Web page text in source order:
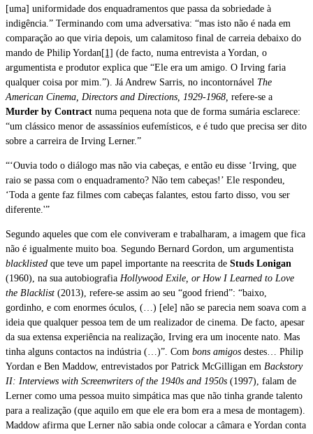
[uma] uniformidade dos enquadramentos que passa da sobriedade à
indigência.” Terminando com uma adversativa: “mas isto não é nada em
comparação ao que viria depois, um calamitoso final de carreia debaixo do
mando de Philip Yordan [1] (de facto, numa entrevista a Yordan, o
argumentista e produtor explica que “Ele era um amigo. O Irving faria
qualquer coisa por mim.”). Já Andrew Sarris, no incontornável The
American Cinema, Directors and Directions, 1929-1968, refere-se a
Murder by Contract numa pequena nota que de forma sumária esclarece:
“um clássico menor de assassínios eufemísticos, e é tudo que precisa ser dito
sobre a carreira de Irving Lerner.”
“‘Ouvia todo o diálogo mas não via cabeças, e então eu disse ‘Irving, que
raio se passa com o enquadramento? Não tem cabeças!’ Ele respondeu,
‘Toda a gente faz filmes com cabeças falantes, estou farto disso, vou ser
diferente.'”
Segundo aqueles que com ele conviveram e trabalharam, a imagem que fica
não é igualmente muito boa. Segundo Bernard Gordon, um argumentista
blacklisted que teve um papel importante na reescrita de Studs Lonigan
(1960), na sua autobiografia Hollywood Exile, or How I Learned to Love
the Blacklist (2013), refere-se assim ao seu “good friend”: “baixo,
gordinho, e com enormes óculos, (…) [ele] não se parecia nem soava com a
ideia que qualquer pessoa tem de um realizador de cinema. De facto, apesar
da sua extensa experiência na realização, Irving era um inocente nato. Mas
tinha alguns contactos na indústria (…)”. Com bons amigos destes… Philip
Yordan e Ben Maddow, entrevistados por Patrick McGilligan em Backstory
II: Interviews with Screenwriters of the 1940s and 1950s (1997), falam de
Lerner como uma pessoa muito simpática mas que não tinha grande talento
para a realização (que aquilo em que ele era bom era a mesa de montagem).
Maddow afirma que Lerner não sabia onde colocar a câmara e Yordan conta